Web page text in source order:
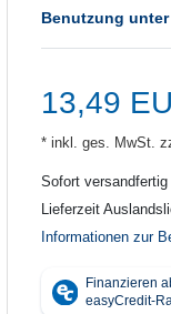
Benutzung
13,49
* inkl. ges. MwSt.
Sofort
Lieferzeit
Informationen zur